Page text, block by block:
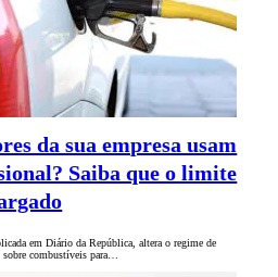
da sua empresa usam
Saiba que o limite
em Diário da República, altera o regime de
sobre combustíveis para…